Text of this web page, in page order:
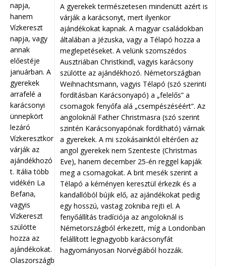
A gyerekek természetesen mindenütt azért is
várják a karácsonyt, mert ilyenkor
ajándékokat kapnak. A magyar családokban
általában a Jézuska, vagy a Télapó hozza a
meglepetéseket. A velünk szomszédos
Ausztriában Christkindl, vagyis karácsony
szülötte az ajándékhozó. Németországban
Weihnachtsmann, vagyis Télapó (szó szerinti
fordításban Karácsonyapó) a „felelős” a
csomagok fenyőfa alá „csempészéséért”. Az
angoloknál Father Christmasra (szó szerint
szintén Karácsonyapónak fordítható) várnak
a gyerekek. A mi szokásainktól eltérően az
angol gyerekek nem Szenteste (Christmas
Eve), hanem december 25-én reggel kapják
meg a csomagokat. A brit mesék szerint a
Télapó a kéményen keresztül érkezik és a
kandallóból bújik elő, az ajándékokat pedig
egy hosszú, vastag zokniba rejti el. A
fenyőállítás tradíciója az angoloknál is
Németországból érkezett, míg a Londonban
felállított legnagyobb karácsonyfát
hagyományosan Norvégiából hozzák.
napja,
hanem
Vízkereszt
napja, vagy
annak
előestéje
januárban. A
gyerekek
arrafelé a
karácsonyi
ünnepkört
lezáró
Vízkeresztkor
várják az
ajándékhozó
t. Itália több
vidékén La
Befana,
vagyis
Vízkereszt
szülötte
hozza az
ajándékokat.
Olaszországb